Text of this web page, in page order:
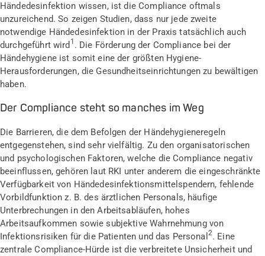
Händedesinfektion wissen, ist die Compliance oftmals
unzureichend. So zeigen Studien, dass nur jede zweite
notwendige Händedesinfektion in der Praxis tatsächlich auch
durchgeführt wird 1 . Die Förderung der Compliance bei der
Händehygiene ist somit eine der größten Hygiene-
Herausforderungen, die Gesundheitseinrichtungen zu bewältigen
haben.
Der Compliance steht so manches im Weg
Die Barrieren, die dem Befolgen der Händehygieneregeln
entgegenstehen, sind sehr vielfältig. Zu den organisatorischen
und psychologischen Faktoren, welche die Compliance negativ
beeinflussen, gehören laut RKI unter anderem die eingeschränkte
Verfügbarkeit von Händedesinfektionsmittelspendern, fehlende
Vorbildfunktion z. B. des ärztlichen Personals, häufige
Unterbrechungen in den Arbeitsabläufen, hohes
Arbeitsaufkommen sowie subjektive Wahrnehmung von
Infektionsrisiken für die Patienten und das Personal 2. Eine
zentrale Compliance-Hürde ist die verbreitete Unsicherheit und